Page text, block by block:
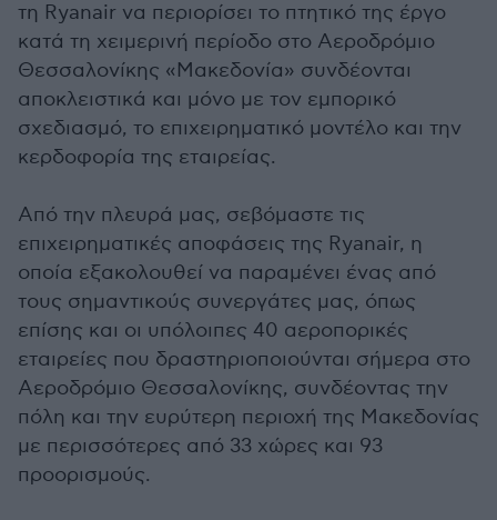
τη Ryanair να περιορίσει το πτητικό της έργο
κατά τη χειμερινή περίοδο στο Αεροδρόμιο
Θεσσαλονίκης «Μακεδονία» συνδέονται
αποκλειστικά και μόνο με τον εμπορικό
σχεδιασμό, το επιχειρηματικό μοντέλο και την
κερδοφορία της εταιρείας.
Από την πλευρά μας, σεβόμαστε τις
επιχειρηματικές αποφάσεις της Ryanair, η
οποία εξακολουθεί να παραμένει ένας από
τους σημαντικούς συνεργάτες μας, όπως
επίσης και οι υπόλοιπες 40 αεροπορικές
εταιρείες που δραστηριοποιούνται σήμερα στο
Αεροδρόμιο Θεσσαλονίκης, συνδέοντας την
πόλη και την ευρύτερη περιοχή της Μακεδονίας
με περισσότερες από 33 χώρες και 93
προορισμούς.